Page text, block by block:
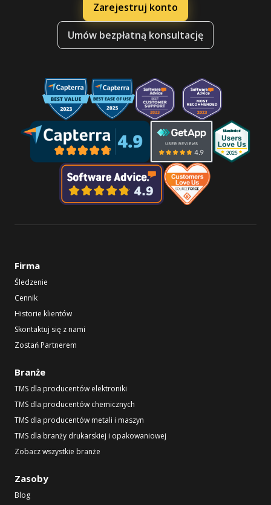
Zarejestruj konto
Umów bezpłatną konsultację
Firma
Śledzenie
Cennik
Historie klientów
Skontaktuj się z nami
Zostań Partnerem
Branże
TMS dla producentów elektroniki
TMS dla producentów chemicznych
TMS dla producentów metali i maszyn
TMS dla branży drukarskiej i opakowaniowej
Zobacz wszystkie branże
Zasoby
Blog